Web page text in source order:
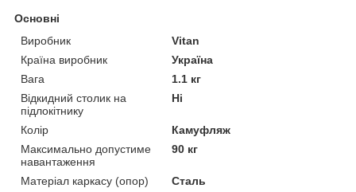
Основні
Виробник
Vitan
Країна виробник
Україна
Вага
1.1 кг
Відкидний столик на
підлокітнику
Ні
Колір
Камуфляж
Максимально допустиме
навантаження
90 кг
Матеріал каркасу (опор)
Сталь